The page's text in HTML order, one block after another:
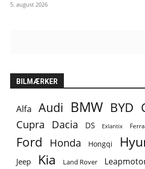
5. august 2026
BILMÆRKER
Alfa Audi BMW BYD
Cupra Dacia DS Exlantix
Ford Honda Hongqi
Jeep Kia Land Rover